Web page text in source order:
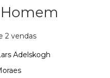
2 vendas
Adelskogh